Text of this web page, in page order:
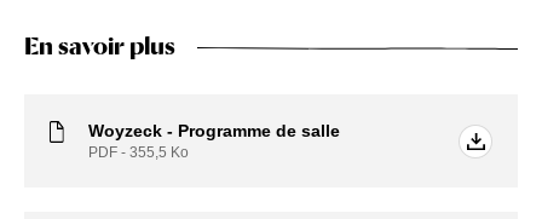
En savoir plus
Woyzeck - Programme de salle
PDF - 355,5 Ko